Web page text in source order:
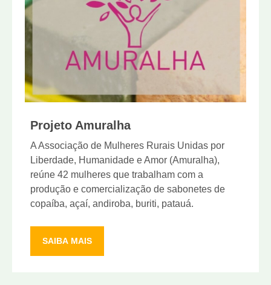
Projeto Amuralha
A Associação de Mulheres Rurais Unidas por
Liberdade, Humanidade e Amor (Amuralha),
reúne 42 mulheres que trabalham com a
produção e comercialização de sabonetes de
copaíba, açaí, andiroba, buriti, patauá.
SAIBA MAIS